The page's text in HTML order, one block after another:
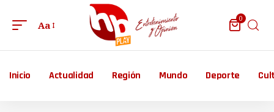
Aa
0
Inicio Actualidad Región Mundo Deporte